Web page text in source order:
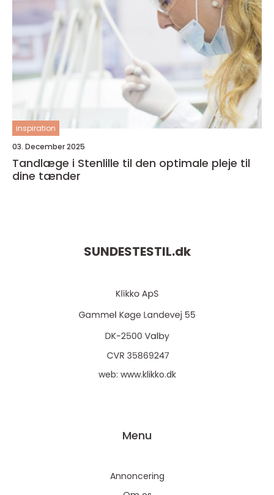
inspiration
03. December 2025
Tandlæge i Stenlille til den optimale pleje til
dine tænder
SUNDESTESTIL.dk
web: www.klikko.dk
Menu
Annoncering